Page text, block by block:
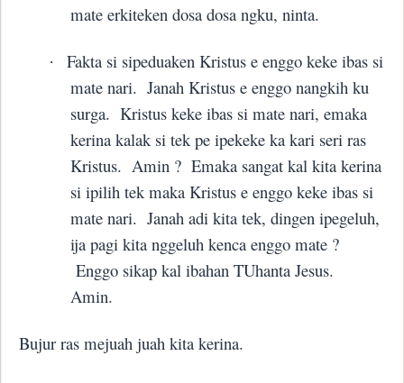
mate erkiteken dosa dosa ngku, ninta.
·
Fakta si sipeduaken Kristus e enggo keke ibas si
mate nari. Janah Kristus e enggo nangkih ku
surga. Kristus keke ibas si mate nari, emaka
kerina kalak si tek pe ipekeke ka kari seri ras
Kristus. Amin ? Emaka sangat kal kita kerina
si ipilih tek maka Kristus e enggo keke ibas si
mate nari. Janah adi kita tek, dingen ipegeluh,
ija pagi kita nggeluh kenca enggo mate ?
Enggo sikap kal ibahan TUhanta Jesus.
Amin.
Bujur ras mejuah juah kita kerina.